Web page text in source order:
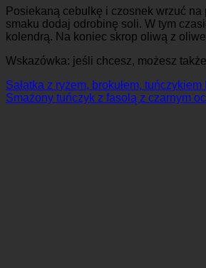
Posiekaną cebulkę i czosnek wrzuć
smaku dodaj odrobinę soli. W tym
kolendrą. Na koniec skrop oliwą z
Wskazówka: jeśli chcesz, możesz
Sałatka z ryżem, brokułem,
Smażony tuńczyk z fasolą z czarnym